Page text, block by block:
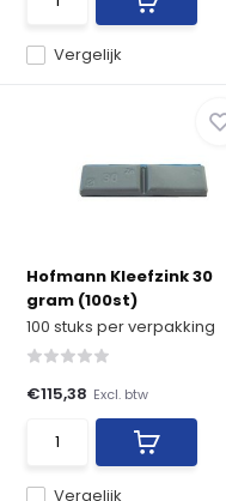
Vergelijk
Hofmann Kleefzink 30
gram (100st)
100 stuks per verpakking
Vergelijk
€115,38 Excl. btw